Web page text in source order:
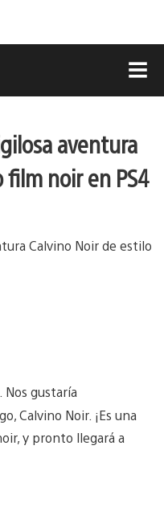
aventura
film noir en PS4
Nos gustaría
Calvino Noir. ¡Es una
y pronto llegará a